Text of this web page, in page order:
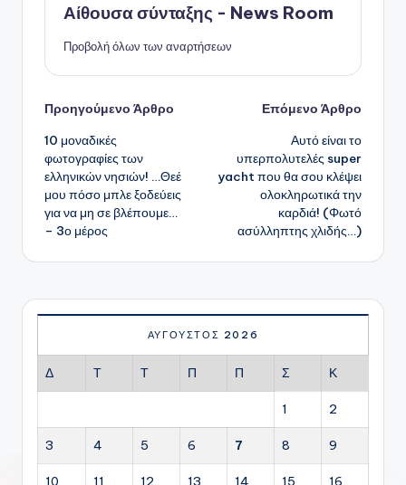
Αίθουσα σύνταξης - News Room
Προβολή όλων των αναρτήσεων
Πλοήγηση
δημοσιεύσεων
Προηγούμενο Άρθρο
10 μοναδικές
φωτογραφίες των
ελληνικών νησιών! …Θεέ
μου πόσο μπλε ξοδεύεις
για να μη σε βλέπουμε…
– 3ο μέρος
Επόμενο Άρθρο
Αυτό είναι το
υπερπολυτελές super
yacht που θα σου κλέψει
ολοκληρωτικά την
καρδιά! (Φωτό
ασύλληπτης χλιδής…)
ΑΎΓΟΥΣΤΟΣ 2026
Δ Τ Τ Π Π Σ Κ
1 2
3 4 5 6 7 8 9
10 11 12 13 14 15 16